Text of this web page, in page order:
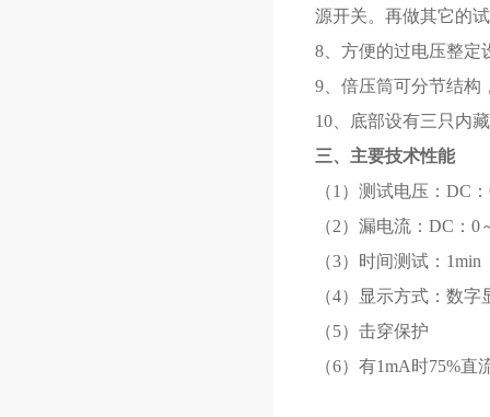
源开关。再做其它的
8、方便的过电压整定
9、倍压筒可分节结构
10、底部设有三只内
三、主要技术性能
（1）测试电压：DC
（2）漏电流：DC：0
（3）时间测试：1min
（4）显示方式：数字
（5）击穿保护
（6）有1mA时75%直